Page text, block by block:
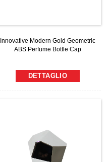
Innovative Modern Gold Geometric
ABS Perfume Bottle Cap
DETTAGLIO